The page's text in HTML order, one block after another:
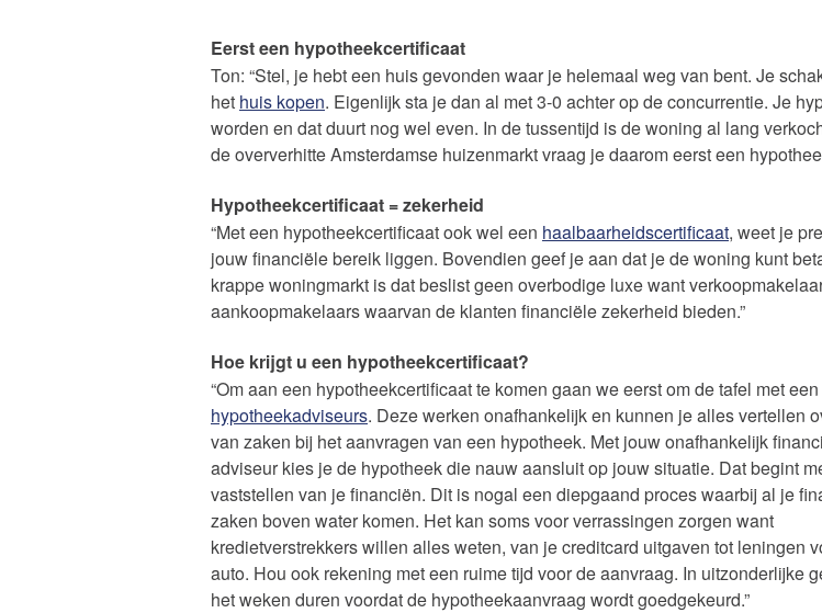
Eerst een hypotheekcertificaat
Ton: “Stel, je hebt een huis gevonden waar je helemaal weg van bent. Je
het huis kopen. Eigenlijk sta je dan al met 3-0 achter op de concurrentie. Je
worden en dat duurt nog wel even. In de tussentijd is de woning al lang
de oververhitte Amsterdamse huizenmarkt vraag je daarom eerst een
Hypotheekcertificaat = zekerheid
“Met een hypotheekcertificaat ook wel een haalbaarheidscertificaat, weet je
jouw financiële bereik liggen. Bovendien geef je aan dat je de woning kunt
krappe woningmarkt is dat beslist geen overbodige luxe want
aankoopmakelaars waarvan de klanten financiële zekerheid bieden.”
Hoe krijgt u een hypotheekcertificaat?
“Om aan een hypotheekcertificaat te komen gaan we eerst om de tafel met
hypotheekadviseurs. Deze werken onafhankelijk en kunnen je alles vertellen
van zaken bij het aanvragen van een hypotheek. Met jouw onafhankelijk
adviseur kies je de hypotheek die nauw aansluit op jouw situatie. Dat begint
vaststellen van je financiën. Dit is nogal een diepgaand proces waarbij al je
zaken boven water komen. Het kan soms voor verrassingen zorgen want
kredietverstrekkers willen alles weten, van je creditcard uitgaven tot leningen
auto. Hou ook rekening met een ruime tijd voor de aanvraag. In uitzonderlijke
het weken duren voordat de hypotheekaanvraag wordt goedgekeurd.”